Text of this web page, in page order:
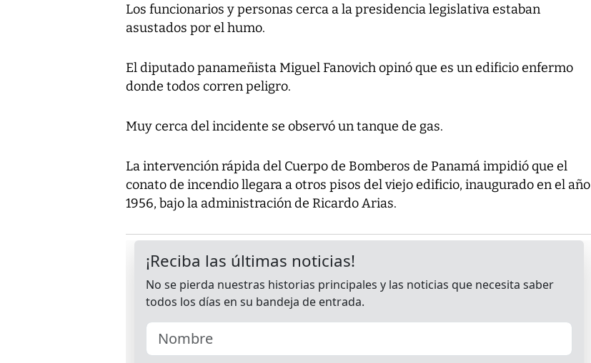
Los funcionarios y personas cerca a la presidencia legislativa estaban
asustados por el humo.
El diputado panameñista Miguel Fanovich opinó que es un edificio enfermo
donde todos corren peligro.
Muy cerca del incidente se observó un tanque de gas.
La intervención rápida del Cuerpo de Bomberos de Panamá impidió que el
conato de incendio llegara a otros pisos del viejo edificio, inaugurado en el año
1956, bajo la administración de Ricardo Arias.